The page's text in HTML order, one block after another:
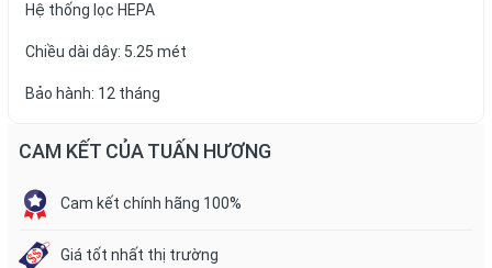
Hệ thống lọc HEPA
Chiều dài dây: 5.25 mét
Bảo hành: 12 tháng
CAM KẾT CỦA TUẤN HƯƠNG
Cam kết chính hãng 100%
Giá tốt nhất thị trường